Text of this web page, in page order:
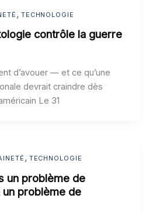
, TECHNOLOGIE
contrôle la guerre
d’avouer — et ce qu’une
devrait craindre dès
Le 31
, TECHNOLOGIE
un problème de
un problème de